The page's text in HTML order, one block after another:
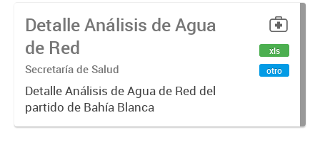
Detalle Análisis de Agua
de Red
Secretaría de Salud
Detalle Análisis de Agua de Red del
partido de Bahía Blanca
xls
otro